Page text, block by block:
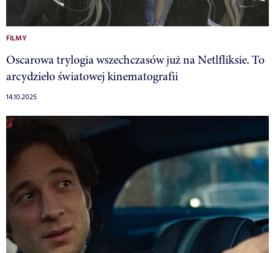
FILMY
Oscarowa trylogia wszechczasów już na Netlfliksie. To
arcydzieło światowej kinematografii
14.10.2025